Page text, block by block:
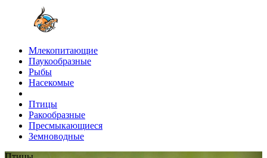
Млекопитающие
Паукообразные
Рыбы
Насекомые
Птицы
Ракообразные
Пресмыкающиеся
Земноводные